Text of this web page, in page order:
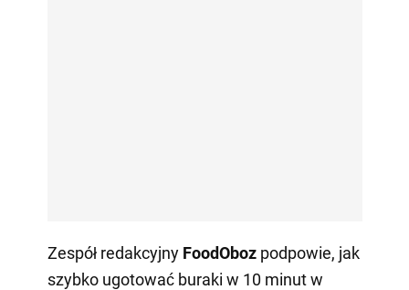
Zespół redakcyjny FoodOboz podpowie, jak
szybko ugotować buraki w 10 minut w